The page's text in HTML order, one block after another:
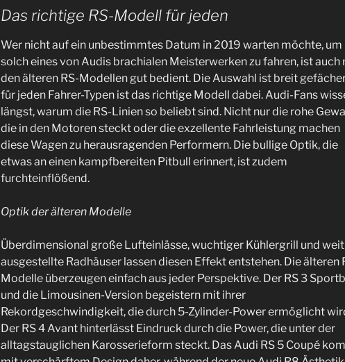
Das richtige RS-Modell für jeden
Wer nicht auf ein unbestimmtes Datum in 2019 warten möchte, um
solch eines von Audis brachialen Meisterwerken zu fahren, ist auch
den älteren RS-Modellen gut bedient. Die Auswahl ist breit
für jeden Fahrer-Typen ist das richtige Modell dabei. Audi-Fans
längst, warum die RS-Linien so beliebt sind. Nicht nur die rohe
die in den Motoren steckt oder die exzellente Fahrleistung machen
diese Wagen zu herausragenden Performern. Die bullige Optik, die
etwas an einen kampfbereiten Pitbull erinnert, ist zudem
furchteinflößend.
Optik der älteren Modelle
Überdimensional große Lufteinlässe, wuchtiger Kühlergrill und weit
ausgestellte Radhäuser lassen diesen Effekt entstehen. Die älteren
Modelle überzeugen einfach aus jeder Perspektive. Der RS 3
und die Limousinen-Version begeistern mit ihrer
Rekordgeschwindigkeit, die durch 5-Zylinder-Power ermöglicht
Der RS 4 Avant hinterlässt Eindruck durch die Power, die unter der
alltagstauglichen Karosserieform steckt. Das Audi RS 5 Coupé